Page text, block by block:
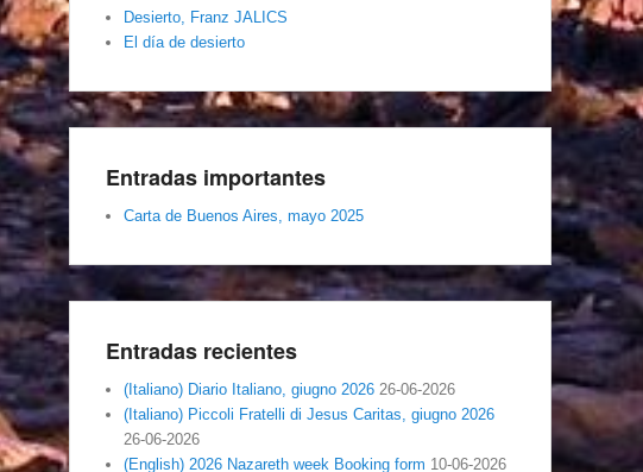
Desierto, Franz JALICS
El día de desierto
Entradas importantes
Carta de Buenos Aires, mayo 2025
Entradas recientes
(Italiano) Diario Italiano, giugno 2026 26-06-2026
(Italiano) Piccoli Fratelli di Jesus Caritas, giugno 2026
26-06-2026
(English) 2026 Nazareth week Booking form 10-06-2026